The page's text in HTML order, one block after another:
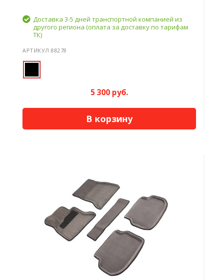
Доставка 3-5 дней транспортной компанией из
другого региона (оплата за доставку по тарифам
ТК)
АРТИКУЛ 88278
5 300 руб.
В корзину